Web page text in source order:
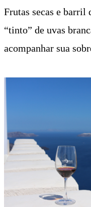
Frutas secas e barril
“tinto” de uvas
acompanhar sua